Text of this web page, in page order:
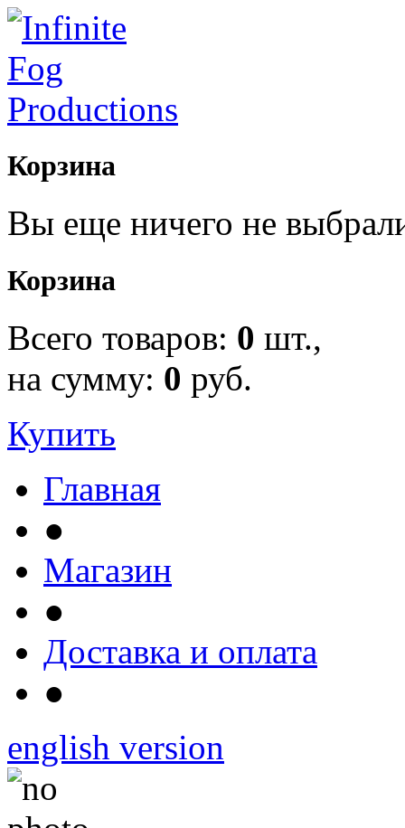
Корзина
Вы еще ничего не
Корзина
Всего товаров: 0 шт.,
на сумму: 0 руб.
Купить
Главная
●
Магазин
●
Доставка и оплата
●
english version